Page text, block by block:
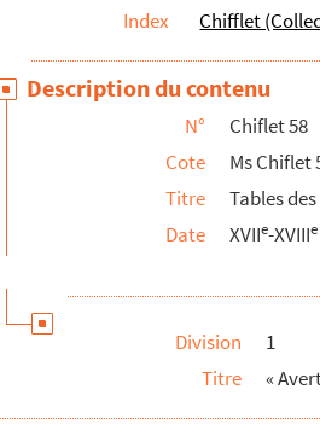
Index
Chifflet
Description du contenu
N°
Chiflet 58
Cote
Ms Chiflet
Titre
Tables
Date
XVIIe-XVIIIe
Division
1
Titre
«